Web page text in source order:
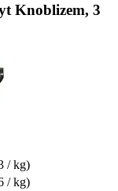
Knoblizem, 3
/ kg)
/ kg)